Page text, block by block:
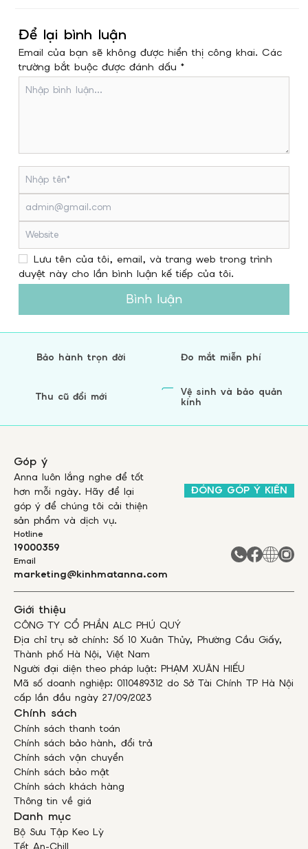
Để lại bình luận
Email của bạn sẽ không được hiển thị công khai. Các
trường bắt buộc được đánh dấu *
Lưu tên của tôi, email, và trang web trong trình
duyệt này cho lần bình luận kế tiếp của tôi.
Bình luận
Bảo hành trọn đời Đo mắt miễn phí
Thu cũ đổi mới
Vệ sinh và bảo quản
kính
Góp ý
Anna luôn lắng nghe để tốt
hơn mỗi ngày. Hãy để lại
góp ý để chúng tôi cải thiện
sản phẩm và dịch vụ.
ĐÓNG GÓP Ý KIẾN
Hotline
19000359
Email
marketing@kinhmatanna.com
Giới thiệu
CÔNG TY CỔ PHẦN ALC PHÚ QUÝ
Địa chỉ trụ sở chính: Số 10 Xuân Thủy, Phường Cầu Giấy,
Thành phố Hà Nội, Việt Nam
Người đại diện theo pháp luật: PHẠM XUÂN HIẾU
Mã số doanh nghiệp: 0110489312 do Sở Tài Chính TP Hà Nội
cấp lần đầu ngày 27/09/2023
Chính sách
Chính sách thanh toán
Chính sách bảo hành, đổi trả
Chính sách vận chuyển
Chính sách bảo mật
Chính sách khách hàng
Thông tin về giá
Danh mục
Bộ Sưu Tập Keo Lỳ
Tết An-Chill